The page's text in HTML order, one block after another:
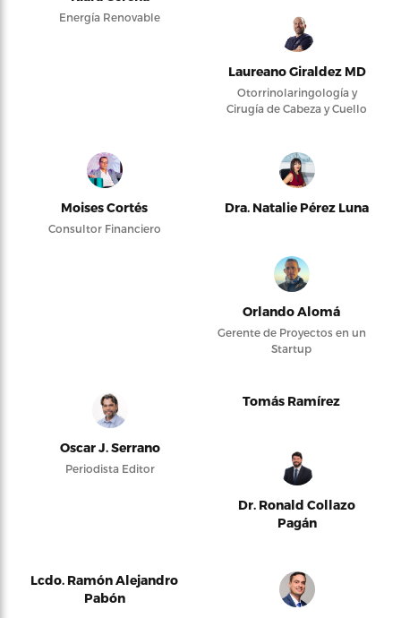
Energía Renovable
Laureano Giraldez MD
Otorrinolaringología y
Cirugía de Cabeza y Cuello
Moises Cortés
Consultor Financiero
Dra. Natalie Pérez Luna
Orlando Alomá
Gerente de Proyectos en un
Startup
Oscar J. Serrano
Periodista Editor
Tomás Ramírez
Dr. Ronald Collazo
Pagán
Lcdo. Ramón Alejandro
Pabón